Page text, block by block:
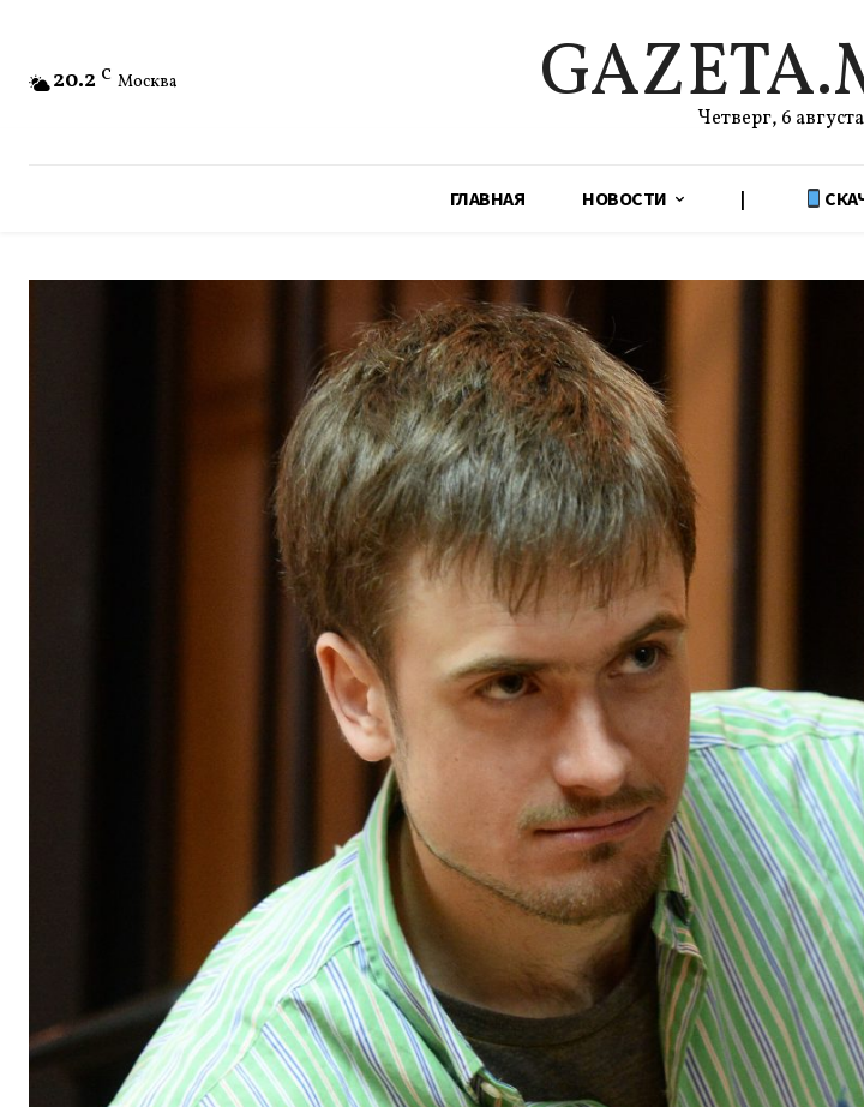
20.2 C Москва
Четверг, 6
ГЛАВНАЯ НОВОСТИ |